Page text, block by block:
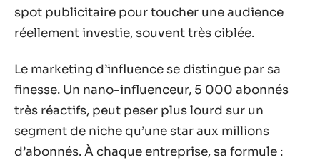
spot publicitaire pour toucher une audience
réellement investie, souvent très ciblée.
Le marketing d’influence se distingue par sa
finesse. Un nano-influenceur, 5 000 abonnés
très réactifs, peut peser plus lourd sur un
segment de niche qu’une star aux millions
d’abonnés. À chaque entreprise, sa formule :